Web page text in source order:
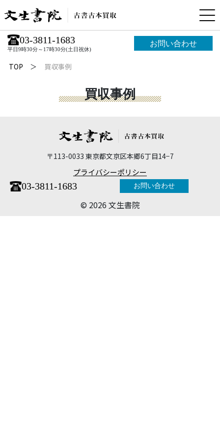
03-3811-1683
平日9時30分～17時30分(土日祝休)
お問い合わせ
TOP 買収事例
買収事例
〒113-0033 東京都文京区本郷6丁目14−7
プライバシーポリシー
03-3811-1683 お問い合わせ
©︎ 2026 文生書院